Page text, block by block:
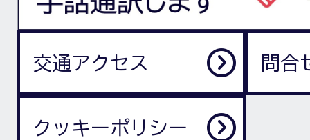
交通アクセス 問合
クッキーポリシー